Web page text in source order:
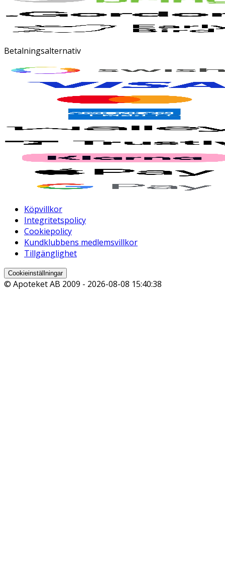
Betalningsalternativ
Köpvillkor
Integritetspolicy
Cookiepolicy
Kundklubbens medlemsvillkor
Tillgänglighet
Cookieinställningar
© Apoteket AB 2009 - 2026-08-08 15:40:38